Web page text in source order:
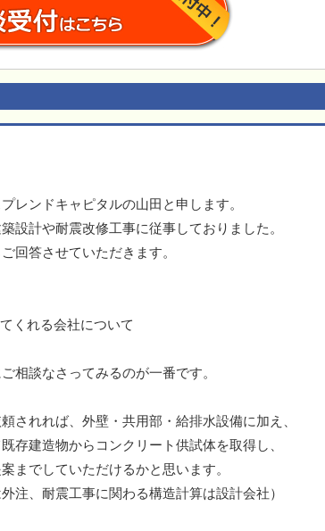
レンドキャピタルの山田と申します。
設計や耐震改修工事に従事しておりました。
回答させていただきます。
くれる会社について
相談なさってみるのが一番です。
されれば、外壁・共用部・給排水設備に加え、
存建造物からコンクリート供試体を取得し、
までしていただけるかと思います。
外注、耐震工事に関わる構造計算は設計会社）